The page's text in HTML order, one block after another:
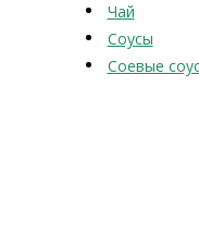
Чай
Соусы
Соевые